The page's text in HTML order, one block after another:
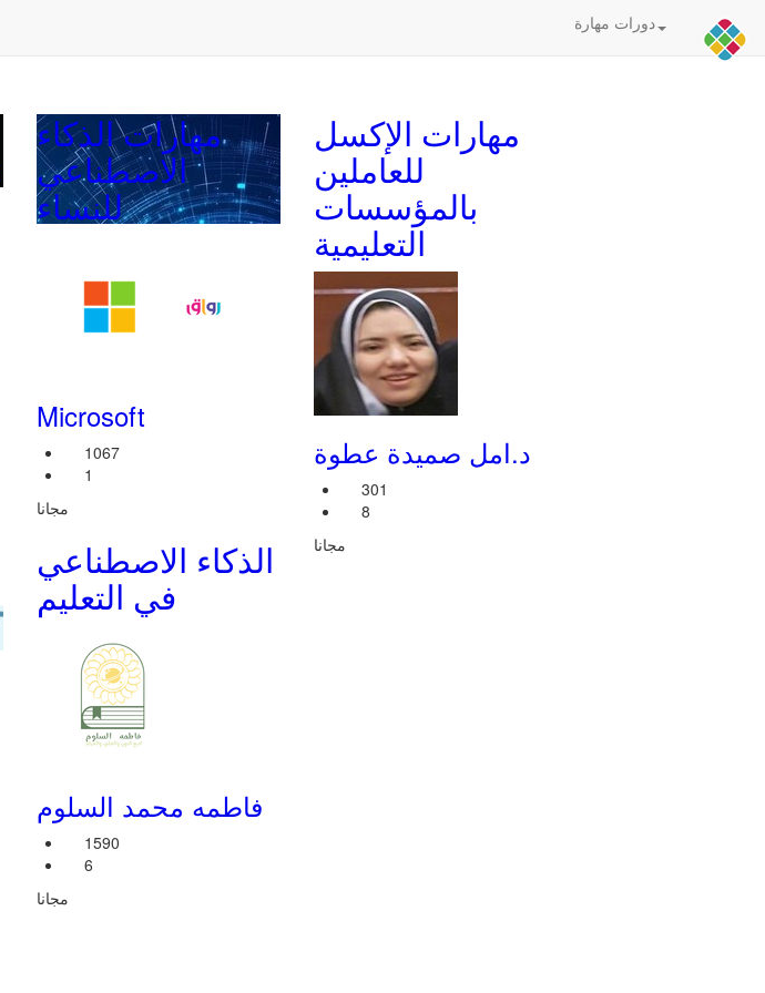
دورات مهارة
مهارات الإكسل
للعاملين
بالمؤسسات
التعليمية
د.امل صميدة عطوة
301
8
مجانا
مهارات الذكاء
الاصطناعي
للنساء
Microsoft
1067
1
مجانا
الذكاء الاصطناعي
في التعليم
فاطمه محمد السلوم
1590
6
مجانا